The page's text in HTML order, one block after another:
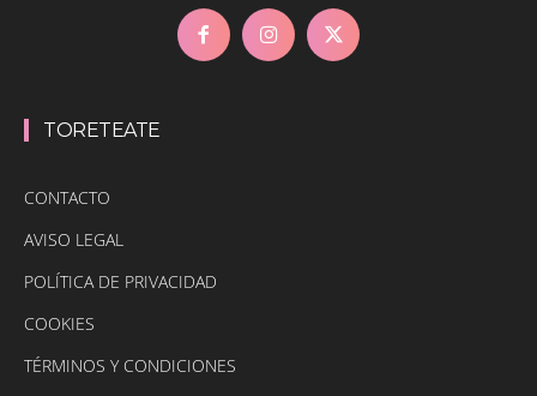
TORETEATE
CONTACTO
AVISO LEGAL
POLÍTICA DE PRIVACIDAD
COOKIES
TÉRMINOS Y CONDICIONES